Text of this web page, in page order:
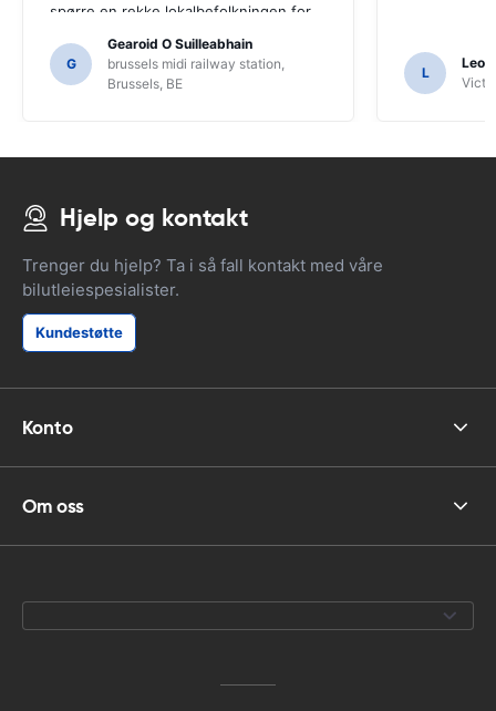
spørre en rekke lokalbefolkningen for
ikke hadde funnet ut av SAT NAVs
funksjoner.
G
Gearoid O Suilleabhain
brussels midi railway station,
Brussels, BE
L
Hjelp og kontakt
Trenger du hjelp? Ta i så fall kontakt med våre
bilutleiespesialister.
Kundestøtte
Konto
Om oss